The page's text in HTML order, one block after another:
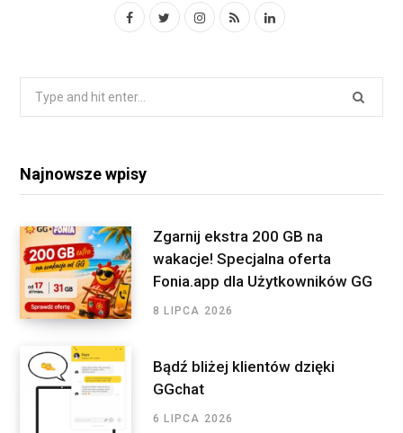
F
c
o
i
I
s
a
m
R
S
L
n
n
c
f
o
Najnowsze wpisy
Zgarnij ekstra 200 GB na
wakacje! Specjalna oferta
Fonia.app dla Użytkowników GG
8 LIPCA 2026
Bądź bliżej klientów dzięki
GGchat
6 LIPCA 2026